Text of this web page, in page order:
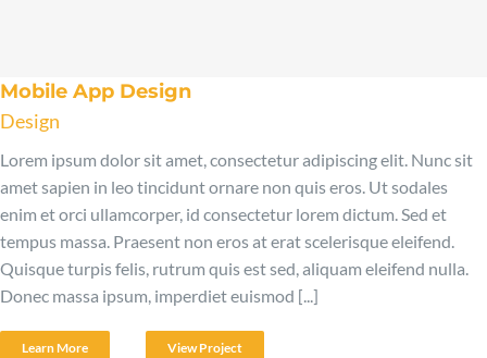
Mobile App Design
Design
Lorem ipsum dolor sit amet, consectetur adipiscing elit. Nunc sit
amet sapien in leo tincidunt ornare non quis eros. Ut sodales
enim et orci ullamcorper, id consectetur lorem dictum. Sed et
tempus massa. Praesent non eros at erat scelerisque eleifend.
Quisque turpis felis, rutrum quis est sed, aliquam eleifend nulla.
Donec massa ipsum, imperdiet euismod [...]
Learn More View Project